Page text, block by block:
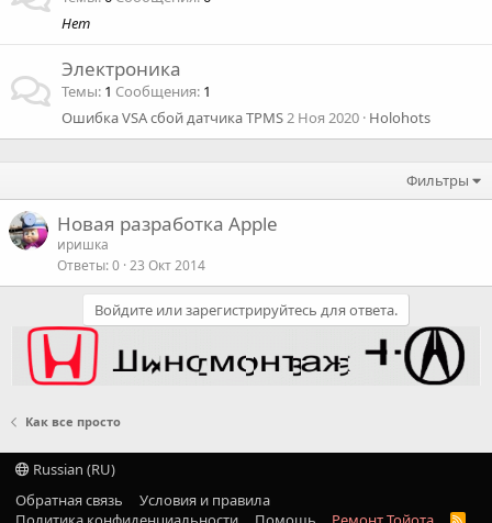
Нет
Электроника
Темы 1 Сообщения 1
Ошибка VSA сбой датчика TPMS2 Ноя 2020 Holohots
Фильтры
Новая разработка Apple
иришка
Ответы 0 23 Окт 2014
Войдите или зарегистрируйтесь для ответа.
Как все просто
Russian (RU)
Обратная связь
Условия и правила
R